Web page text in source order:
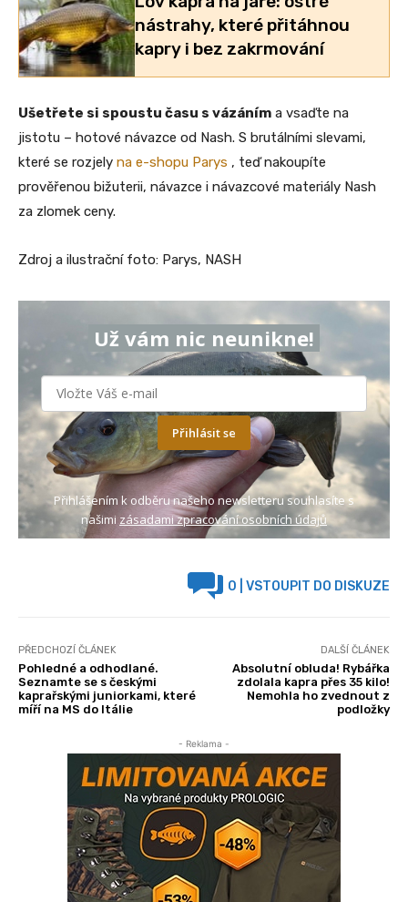
nástrahy, které přitáhnou
kapry i bez zakrmování
Ušetřete si spoustu času s vázáním a vsaďte na
jistotu – hotové návazce od Nash. S brutálními slevami,
které se rozjely na e-shopu Parys , teď nakoupíte
prověřenou bižuterii, návazce i návazcové materiály Nash
za zlomek ceny.
Zdroj a ilustrační foto: Parys, NASH
Už vám nic neunikne!
Přihlásit se
Přihlášením k odběru našeho newsletteru souhlasíte s
našimi zásadami zpracování osobních údajů
0 | VSTOUPIT DO DISKUZE
PŘEDCHOZÍ ČLÁNEK
Pohledné a odhodlané.
Seznamte se s českými
kaprařskými juniorkami, které
míří na MS do Itálie
DALŠÍ ČLÁNEK
Absolutní obluda! Rybářka
zdolala kapra přes 35 kilo!
Nemohla ho zvednout z
podložky
- Reklama -